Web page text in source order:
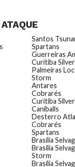
Santos
Spartans
Guerreiras
Curitiba
Palmeiras
Storm
Antares
Cobrarés
Curitiba
Caniballs
Desterro
Cobrarés
Spartans
Brasília
Brasília
Storm
Brasília